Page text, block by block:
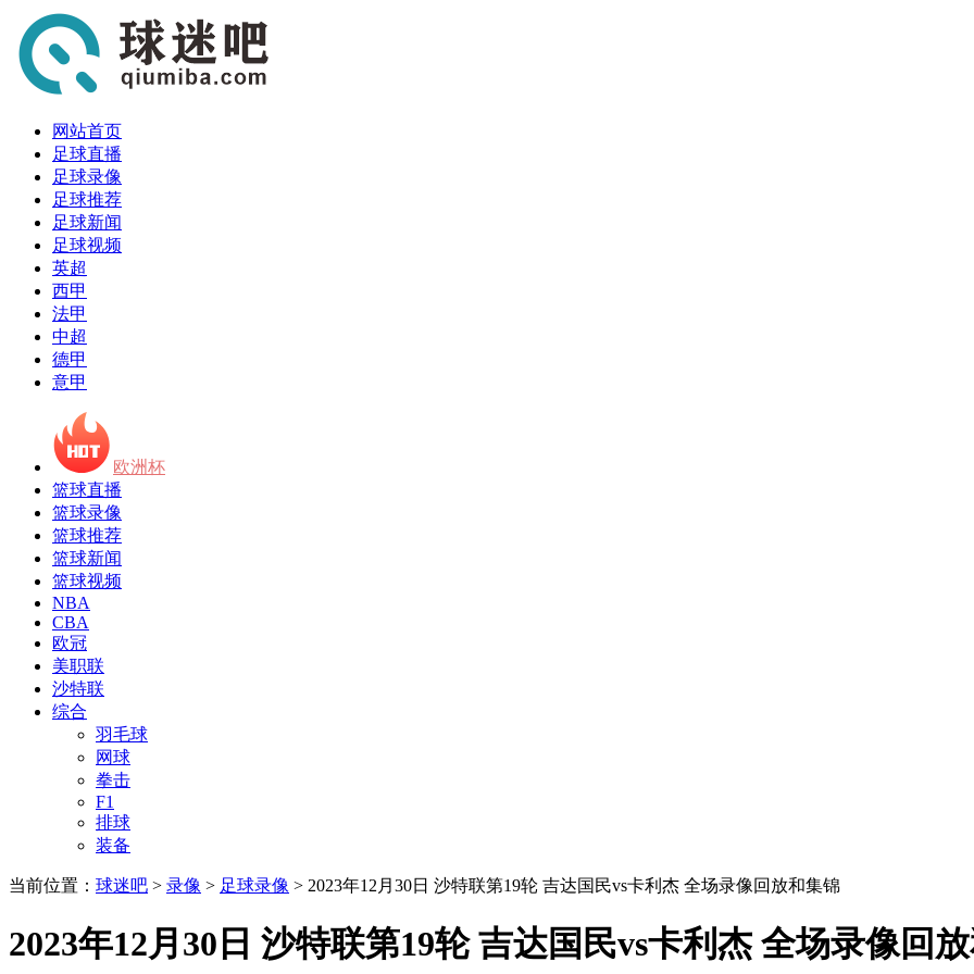
网站首页
足球直播
足球录像
足球推荐
足球新闻
足球视频
英超
西甲
法甲
中超
德甲
意甲
欧洲杯
篮球直播
篮球录像
篮球推荐
篮球新闻
篮球视频
NBA
CBA
欧冠
美职联
沙特联
综合
羽毛球
网球
拳击
F1
排球
装备
当前位置： 球迷吧 > 录像 > 足球录像 > 2023年12月30日 沙特联第19轮 吉达国民vs卡利杰 全场录像回放和集锦
2023年12月30日 沙特联第19轮 吉达国民vs卡利杰 全场录像回